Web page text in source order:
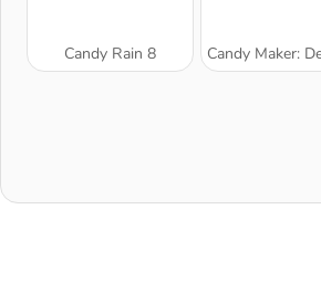
Candy Rain 8 Candy Maker: Dessert